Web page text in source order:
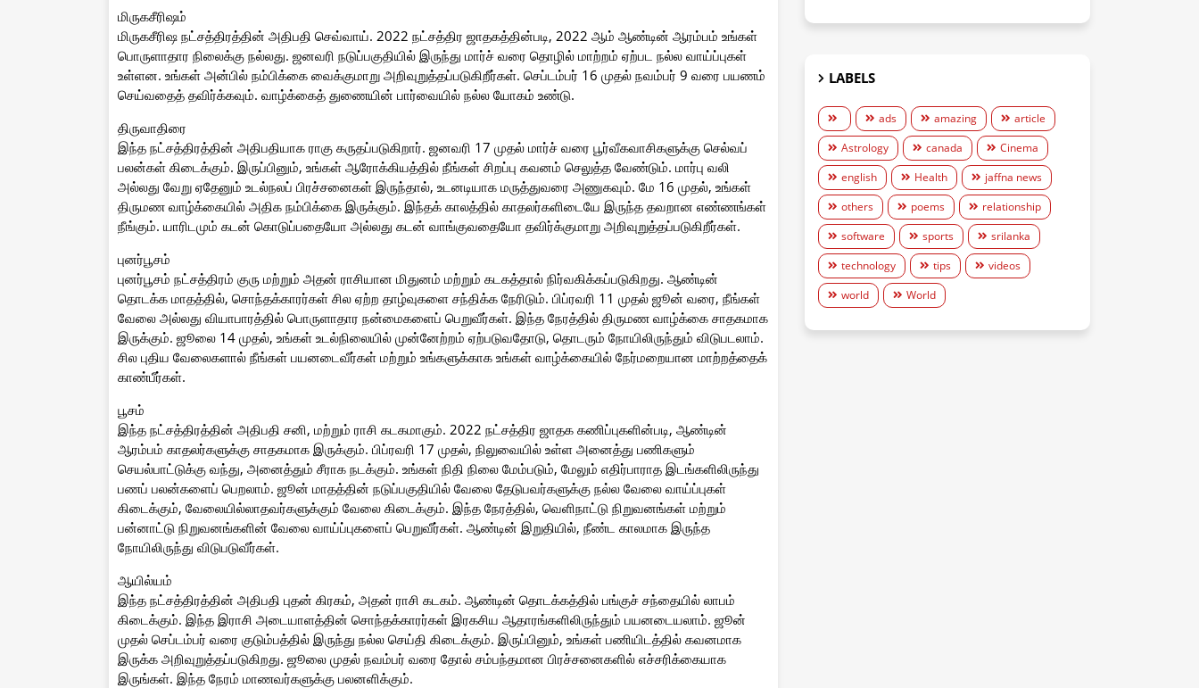
மிருகசீரிஷம்
மிருகசீரிஷ நட்சத்திரத்தின் அதிபதி செவ்வாய். 2022 நட்சத்திர ஜாதகத்தின்படி, 2022 ஆம் ஆண்டின் ஆரம்பம் உங்கள்
பொருளாதார நிலைக்கு நல்லது. ஜனவரி நடுப்பகுதியில் இருந்து மார்ச் வரை தொழில் மாற்றம் ஏற்பட நல்ல வாய்ப்புகள்
உள்ளன. உங்கள் அன்பில் நம்பிக்கை வைக்குமாறு அறிவுறுத்தப்படுகிறீர்கள். செப்டம்பர் 16 முதல் நவம்பர் 9 வரை பயணம்
செய்வதைத் தவிர்க்கவும். வாழ்க்கைத் துணையின் பார்வையில் நல்ல யோகம் உண்டு.
திருவாதிரை
இந்த நட்சத்திரத்தின் அதிபதியாக ராகு கருதப்படுகிறார். ஜனவரி 17 முதல் மார்ச் வரை பூர்வீகவாசிகளுக்கு செல்வப்
பலன்கள் கிடைக்கும். இருப்பினும், உங்கள் ஆரோக்கியத்தில் நீங்கள் சிறப்பு கவனம் செலுத்த வேண்டும். மார்பு வலி
அல்லது வேறு ஏதேனும் உடல்நலப் பிரச்சனைகள் இருந்தால், உடனடியாக மருத்துவரை அணுகவும். மே 16 முதல், உங்கள்
திருமண வாழ்க்கையில் அதிக நம்பிக்கை இருக்கும். இந்தக் காலத்தில் காதலர்களிடையே இருந்த தவறான எண்ணங்கள்
நீங்கும். யாரிடமும் கடன் கொடுப்பதையோ அல்லது கடன் வாங்குவதையோ தவிர்க்குமாறு அறிவுறுத்தப்படுகிறீர்கள்.
புனர்பூசம்
புனர்பூசம் நட்சத்திரம் குரு மற்றும் அதன் ராசியான மிதுனம் மற்றும் கடகத்தால் நிர்வகிக்கப்படுகிறது. ஆண்டின்
தொடக்க மாதத்தில், சொந்தக்காரர்கள் சில ஏற்ற தாழ்வுகளை சந்திக்க நேரிடும். பிப்ரவரி 11 முதல் ஜூன் வரை, நீங்கள்
வேலை அல்லது வியாபாரத்தில் பொருளாதார நன்மைகளைப் பெறுவீர்கள். இந்த நேரத்தில் திருமண வாழ்க்கை சாதகமாக
இருக்கும். ஜூலை 14 முதல், உங்கள் உடல்நிலையில் முன்னேற்றம் ஏற்படுவதோடு, தொடரும் நோயிலிருந்தும் விடுபடலாம்.
சில புதிய வேலைகளால் நீங்கள் பயனடைவீர்கள் மற்றும் உங்களுக்காக உங்கள் வாழ்க்கையில் நேர்மறையான மாற்றத்தைக்
காண்பீர்கள்.
பூசம்
இந்த நட்சத்திரத்தின் அதிபதி சனி, மற்றும் ராசி கடகமாகும். 2022 நட்சத்திர ஜாதக கணிப்புகளின்படி, ஆண்டின்
ஆரம்பம் காதலர்களுக்கு சாதகமாக இருக்கும். பிப்ரவரி 17 முதல், நிலுவையில் உள்ள அனைத்து பணிகளும்
செயல்பாட்டுக்கு வந்து, அனைத்தும் சீராக நடக்கும். உங்கள் நிதி நிலை மேம்படும், மேலும் எதிர்பாராத இடங்களிலிருந்து
பணப் பலன்களைப் பெறலாம். ஜூன் மாதத்தின் நடுப்பகுதியில் வேலை தேடுபவர்களுக்கு நல்ல வேலை வாய்ப்புகள்
கிடைக்கும், வேலையில்லாதவர்களுக்கும் வேலை கிடைக்கும். இந்த நேரத்தில், வெளிநாட்டு நிறுவனங்கள் மற்றும்
பன்னாட்டு நிறுவனங்களின் வேலை வாய்ப்புகளைப் பெறுவீர்கள். ஆண்டின் இறுதியில், நீண்ட காலமாக இருந்த
நோயிலிருந்து விடுபடுவீர்கள்.
ஆயில்யம்
இந்த நட்சத்திரத்தின் அதிபதி புதன் கிரகம், அதன் ராசி கடகம். ஆண்டின் தொடக்கத்தில் பங்குச் சந்தையில் லாபம்
கிடைக்கும். இந்த இராசி அடையாளத்தின் சொந்தக்காரர்கள் இரகசிய ஆதாரங்களிலிருந்தும் பயனடையலாம். ஜூன்
முதல் செப்டம்பர் வரை குடும்பத்தில் இருந்து நல்ல செய்தி கிடைக்கும். இருப்பினும், உங்கள் பணியிடத்தில் கவனமாக
இருக்க அறிவுறுத்தப்படுகிறது. ஜூலை முதல் நவம்பர் வரை தோல் சம்பந்தமான பிரச்சனைகளில் எச்சரிக்கையாக
இருங்கள். இந்த நேரம் மாணவர்களுக்கு பலனளிக்கும்.
LABELS
ads amazing
article
Astrology
canada
Cinema
english
Health
jaffna news
others
poems
relationship
software
sports
srilanka
technology
tips
videos
world
World